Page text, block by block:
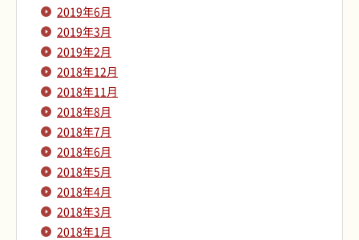
2019年6月
2019年3月
2019年2月
2018年12月
2018年11月
2018年8月
2018年7月
2018年6月
2018年5月
2018年4月
2018年3月
2018年1月